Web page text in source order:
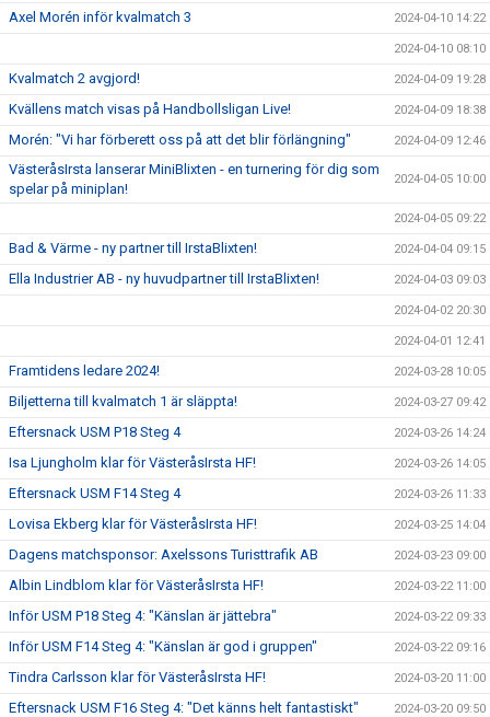
Axel Morén inför kvalmatch 3 2024-04-10 14:22
2024-04-10 08:10
Kvalmatch 2 avgjord! 2024-04-09 19:28
Kvällens match visas på Handbollsligan Live! 2024-04-09 18:38
Morén: "Vi har förberett oss på att det blir förlängning" 2024-04-09 12:46
VästeråsIrsta lanserar MiniBlixten - en turnering för dig som
spelar på miniplan!
2024-04-05 10:00
2024-04-05 09:22
Bad & Värme - ny partner till IrstaBlixten! 2024-04-04 09:15
Ella Industrier AB - ny huvudpartner till IrstaBlixten! 2024-04-03 09:03
2024-04-02 20:30
2024-04-01 12:41
Framtidens ledare 2024! 2024-03-28 10:05
Biljetterna till kvalmatch 1 är släppta! 2024-03-27 09:42
Eftersnack USM P18 Steg 4 2024-03-26 14:24
Isa Ljungholm klar för VästeråsIrsta HF! 2024-03-26 14:05
Eftersnack USM F14 Steg 4 2024-03-26 11:33
Lovisa Ekberg klar för VästeråsIrsta HF! 2024-03-25 14:04
Dagens matchsponsor: Axelssons Turisttrafik AB 2024-03-23 09:00
Albin Lindblom klar för VästeråsIrsta HF! 2024-03-22 11:00
Inför USM P18 Steg 4: "Känslan är jättebra" 2024-03-22 09:33
Inför USM F14 Steg 4: "Känslan är god i gruppen" 2024-03-22 09:16
Tindra Carlsson klar för VästeråsIrsta HF! 2024-03-20 11:00
Eftersnack USM F16 Steg 4: "Det känns helt fantastiskt" 2024-03-20 09:50